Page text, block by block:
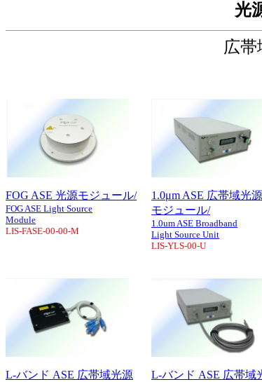
広帯
FOG ASE 光源モジュール/
FOG ASE Light Source
Module
LIS-FASE-00-00-M
1.0μm ASE 広帯域光源
モジュール/
1.0um ASE Broadband
Light Source Unit
LIS-YLS-00-U
L-バンド ASE 広帯域光源
L-バンド ASE 広帯域
光